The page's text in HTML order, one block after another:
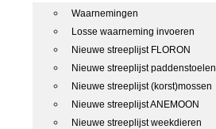
Waarnemingen
Losse waarneming invoeren
Nieuwe streeplijst FLORON
Nieuwe streeplijst paddenstoelen
Nieuwe streeplijst (korst)mossen
Nieuwe streeplijst ANEMOON
Nieuwe streeplijst weekdieren